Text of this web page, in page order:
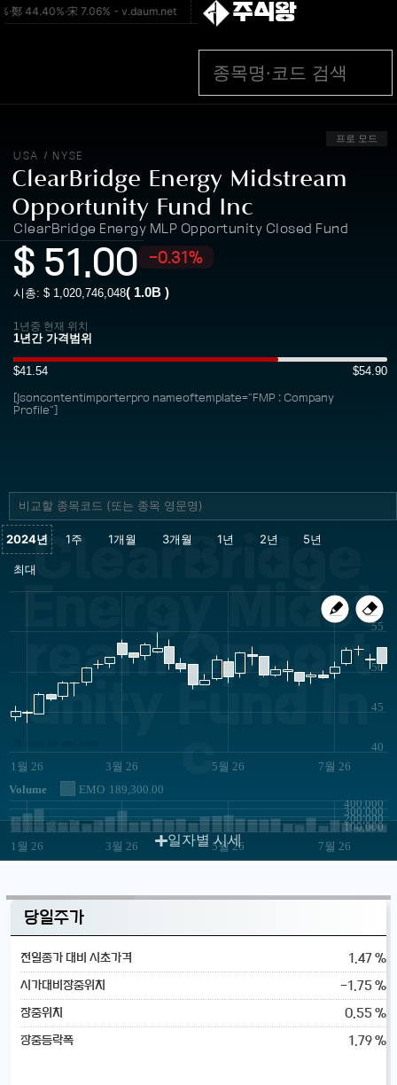
44.40%·宋 7.06% - v.daum.net [속보] 김민석, 與전대 강원·TK 합산 당원
주식왕
프로 모드
USA / NYSE
ClearBridge Energy Midstream
Opportunity Fund Inc
ClearBridge Energy MLP Opportunity Closed Fund
$ 51.00 -0.31%
시총: $ 1,020,746,048( 1.0B )
1년중 현재 위치
$41.54 $54.90
[jsoncontentimporterpro nameoftemplate="FMP : Company
Profile"]
ClearBridge
Energy Midst
ream Opport
unity Fund In
c
1월 26 3월 26 5월 26 7월 26
40
45
50
55
Volume EMO 189,300.00
1월 26 3월 26 5월 26 7월 26
100,000
200,000
300,000
400,000
JS chart by amCharts
일자별 시세
당일주가
전일종가 대비 시초가격 1.47 %
시가대비장중위치 -1.75 %
장중위치 0.55 %
장중등락폭 1.79 %